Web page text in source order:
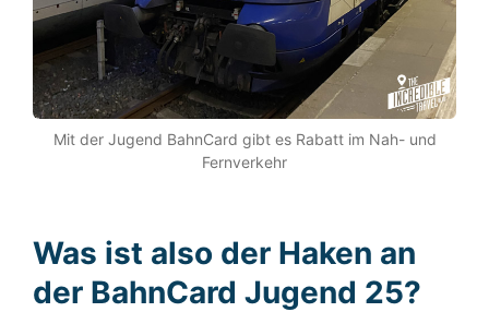
Mit der Jugend BahnCard gibt es Rabatt im Nah- und
Fernverkehr
Was ist also der Haken an
der BahnCard Jugend 25?